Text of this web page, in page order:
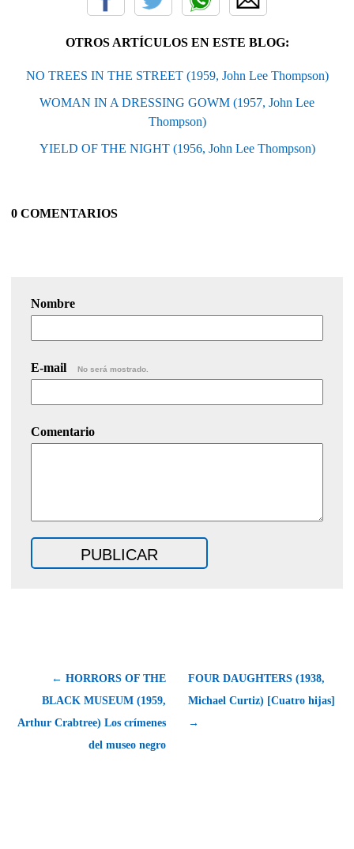
OTROS ARTÍCULOS EN ESTE BLOG:
NO TREES IN THE STREET (1959, John Lee Thompson)
WOMAN IN A DRESSING GOWM (1957, John Lee
Thompson)
YIELD OF THE NIGHT (1956, John Lee Thompson)
0 COMENTARIOS
Nombre
E-mail No será mostrado.
Comentario
← HORRORS OF THE
BLACK MUSEUM (1959,
Arthur Crabtree) Los crímenes
del museo negro
FOUR DAUGHTERS (1938,
Michael Curtiz) [Cuatro hijas]
→